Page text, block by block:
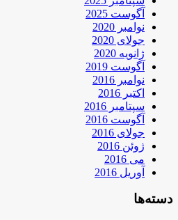
آگوست 2025
نوامبر 2020
جولای 2020
ژانویه 2020
آگوست 2019
نوامبر 2016
اکتبر 2016
سپتامبر 2016
آگوست 2016
جولای 2016
ژوئن 2016
می 2016
آوریل 2016
دسته‌ها